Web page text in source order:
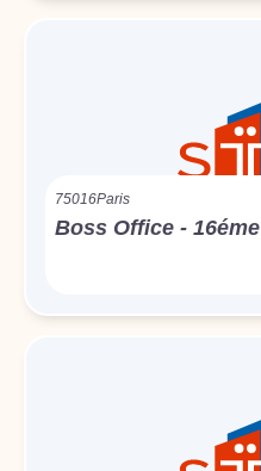
75016Paris
Boss Office - 16éme